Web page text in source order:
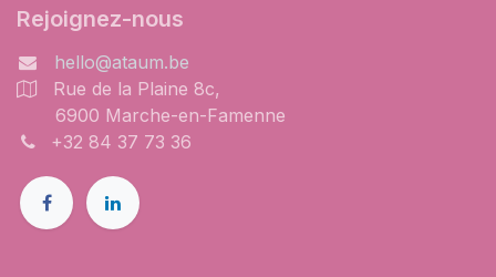
Rejoignez-nous
hello@ataum.be
Rue de la Plaine 8c,
6900 Marche-en-Famenne
+32 84 37 73 36